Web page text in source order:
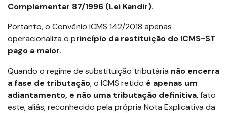
Complementar 87/1996 (Lei Kandir).
Portanto, o Convênio ICMS 142/2018 apenas
operacionaliza o princípio da restituição do ICMS-ST
pago a maior.
Quando o regime de substituição tributária não encerra
a fase de tributação, o ICMS retido é apenas um
adiantamento, e não uma tributação definitiva, fato
este, aliás, reconhecido pela própria Nota Explicativa da